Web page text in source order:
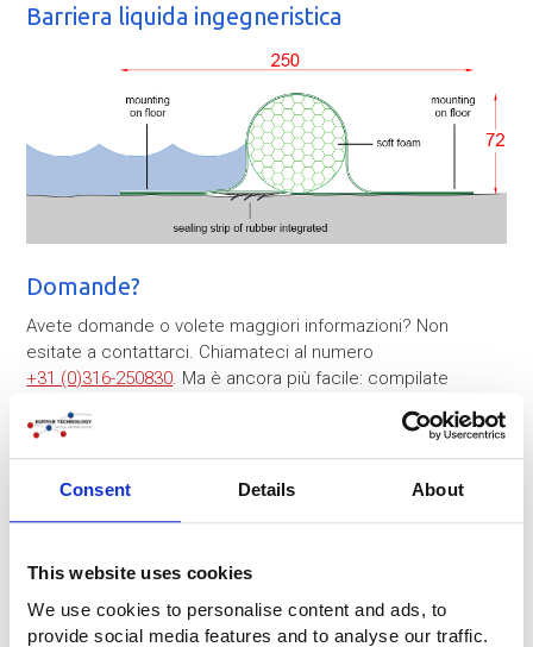
Consent Details About
This website uses cookies
We use cookies to personalise content and ads, to
provide social media features and to analyse our traffic.
Barriera liquida ingegneristica
Domande?
Avete domande o volete maggiori informazioni? Non
esitate a contattarci. Chiamateci al numero
+31 (0)316-250830. Ma è ancora più facile: compilate
contatteremo al più presto!